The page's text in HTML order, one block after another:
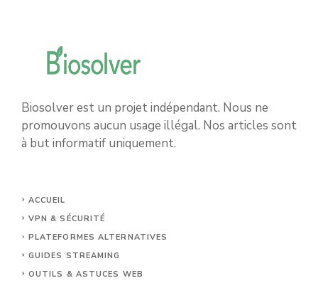
Biosolver est un projet indépendant. Nous ne
promouvons aucun usage illégal. Nos articles sont
à but informatif uniquement.
ACCUEIL
VPN & SÉCURITÉ
PLATEFORMES ALTERNATIVES
GUIDES STREAMING
OUTILS & ASTUCES WEB